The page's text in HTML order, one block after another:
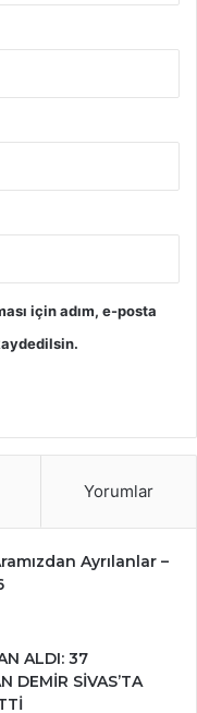
için adım, e-posta
Yorumlar
Ayrılanlar –
ALDI: 37
DEMİR SİVAS’TA